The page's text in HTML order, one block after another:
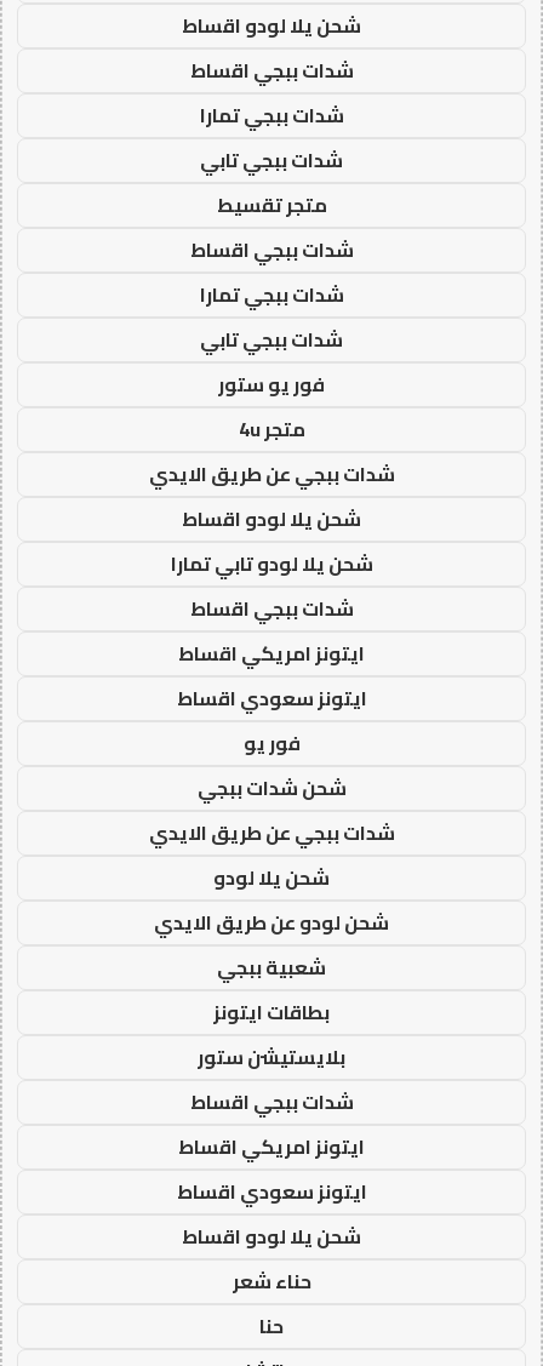
شحن يلا لودو اقساط
شدات ببجي اقساط
شدات ببجي تمارا
شدات ببجي تابي
متجر تقسيط
شدات ببجي اقساط
شدات ببجي تمارا
شدات ببجي تابي
فور يو ستور
متجر 4u
شدات ببجي عن طريق الايدي
شحن يلا لودو اقساط
شحن يلا لودو تابي تمارا
شدات ببجي اقساط
ايتونز امريكي اقساط
ايتونز سعودي اقساط
فور يو
شحن شدات ببجي
شدات ببجي عن طريق الايدي
شحن يلا لودو
شحن لودو عن طريق الايدي
شعبية ببجي
بطاقات ايتونز
بلايستيشن ستور
شدات ببجي اقساط
ايتونز امريكي اقساط
ايتونز سعودي اقساط
شحن يلا لودو اقساط
حناء شعر
حنا